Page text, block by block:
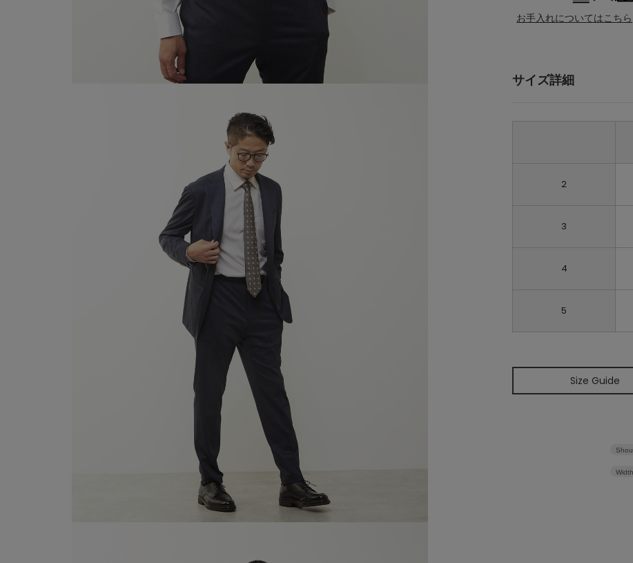
お手入れについてはこちら
サイズ詳細
2
3
4
5
Size Guide
Width